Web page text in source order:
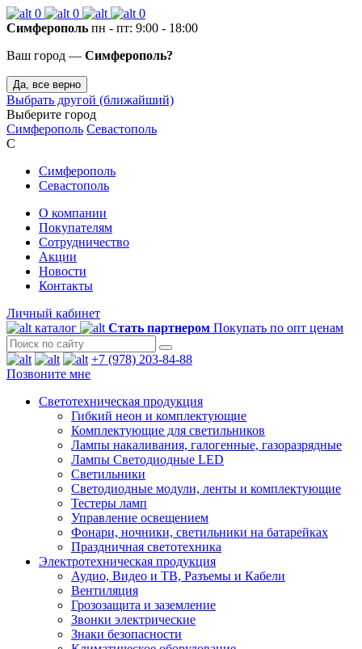
0 0
0
Симферополь пн - пт: 9:00 - 18:00
Ваш город — Симферополь?
Да, все верно
Выбрать другой (ближайший)
Выберите город
Симферополь Севастополь
С
Симферополь
Севастополь
О компании
Покупателям
Сотрудничество
Акции
Новости
Контакты
Личный кабинет
каталог
Стать партнером Покупать по опт ценам
+7 (978) 203-84-88
Позвоните мне
Светотехническая продукция
Гибкий неон и комплектующие
Комплектующие для светильников
Лампы накаливания, галогенные, газоразрядные
Лампы Светодиодные LED
Светильники
Светодиодные модули, ленты и комплектующие
Тестеры ламп
Управление освещением
Фонари, ночники, светильники на батарейках
Праздничная светотехника
Электротехническая продукция
Аудио, Видео и ТВ, Разъемы и Кабели
Вентиляция
Грозозащита и заземление
Звонки электрические
Знаки безопасности